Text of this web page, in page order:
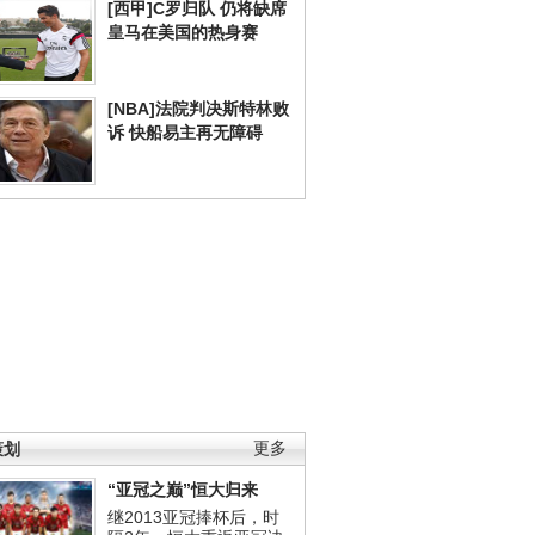
[西甲]C罗归队 仍将缺席
皇马在美国的热身赛
[NBA]法院判决斯特林败
诉 快船易主再无障碍
更多
“亚冠之巅”恒大归来
继2013亚冠捧杯后，时